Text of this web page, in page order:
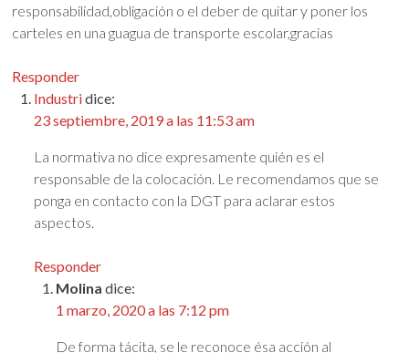
responsabilidad,obligación o el deber de quitar y poner los
carteles en una guagua de transporte escolar,gracias
Responder
Industridice:
23 septiembre, 2019 a las 11:53 am
La normativa no dice expresamente quién es el
responsable de la colocación. Le recomendamos que se
ponga en contacto con la DGT para aclarar estos
aspectos.
Responder
Molina dice:
1 marzo, 2020 a las 7:12 pm
De forma tácita, se le reconoce ésa acción al